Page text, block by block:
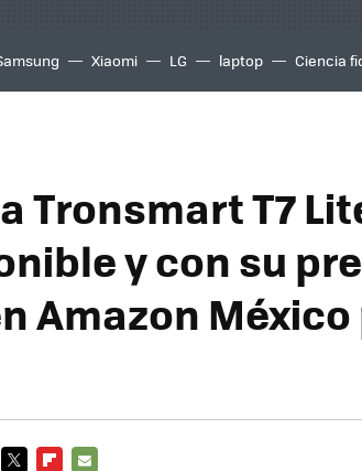
Xiaomi LG laptop Ciencia
Tronsmart T7
y con su
Amazon